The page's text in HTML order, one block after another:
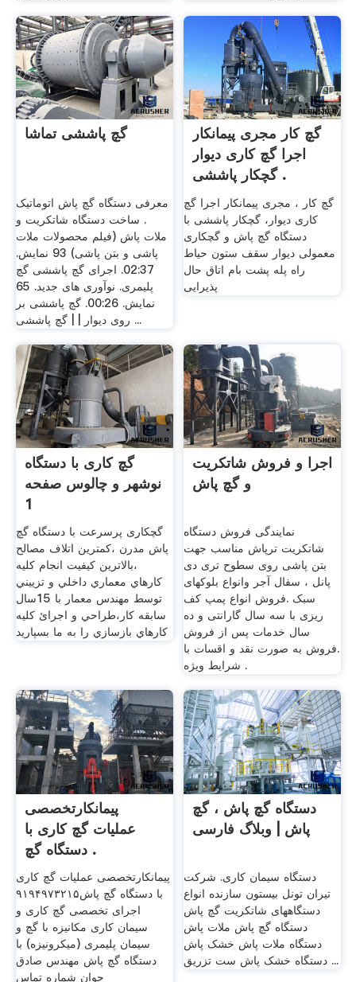
گچ پاششی تماشا
معرفی دستگاه گچ پاش اتوماتیک
. ساخت دستگاه شاتکریت و
ملات پاش (فیلم محصولات ملات
پاشی و بتن پاشی) 93 نمایش.
02:37. اجرای گچ پاششی گچ
پلیمری. نوآوری های جدید. 65
نمایش. 00:26. گچ پاششی بر
روی دیوار | | گچ پاششی ...
گچ کار مجری پیمانکار
اجرا گچ کاری دیوار
گچکار پاششی .
گچ کار ، مجری پیمانکار اجرا گچ
کاری دیوار، گچکار پاششی با
دستگاه گچ پاش و گچکاری
معمولی دیوار سقف ستون حیاط
راه پله پشت بام اتاق حال
پذیرایی
گچ کاری با دستگاه
نوشهر و چالوس صفحه
1
گچکاری پرسرعت با دستگاه گچ
پاش مدرن ،کمترین اتلاف مصالح
،بالاترین کیفیت انجام كليه
كارهاي معماري داخلي و تزييني
توسط مهندس معمار با 15سال
سابقه کار،طراحي و اجرائ كليه
كارهاي بازسازي را به ما بسپاريد
اجرا و فروش شاتکریت
و گچ پاش
نمایندگی فروش دستگاه
شاتکریت ترپاش مناسب جهت
بتن پاشی روی سطوح تری دی
پانل ، سفال آجر وانواع بلوکهای
سبک .فروش انواع پمپ کف
ریزی با سه سال گارانتی و ده
سال خدمات پس از فروش
.فروش به صورت نقد و اقسات با
شرایط ویژه .
پیمانکارتخصصی
عملیات گچ کاری با
دستگاه گچ .
پیمانکارتخصصی عملیات گچ کاری
با دستگاه گچ پاش۹۱۹۴۹۷۳۲۱۵
اجرای تخصصی گچ کاری و
سیمان کاری مکانیزه با گچ و
سیمان پلیمری (میکرونیزه) با
دستگاه گچ پاش مهندس صادق
جوان شماره تماس
دستگاه گچ پاش ، گچ
پاش | وبلاگ فارسی
دستگاه سیمان کاری. شرکت
تیران تونل بیستون سازنده انواع
دستگاههای شاتکریت گچ پاش
دستگاه گچ پاش ملات پاش
دستگاه ملات پاش خشک پاش
دستگاه خشک پاش ست تزریق ...